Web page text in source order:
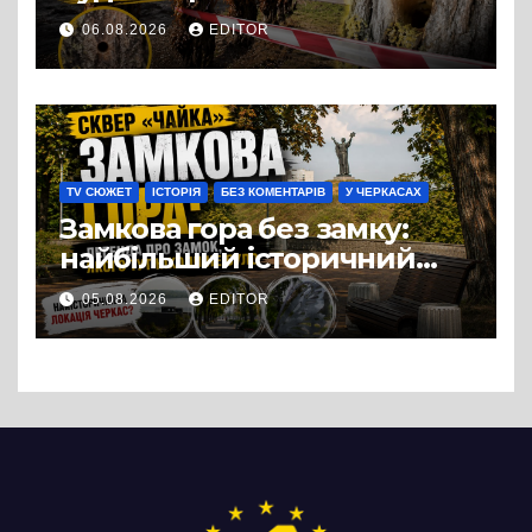
супермаркету VARUS на
проспекті Перемоги всохли
дерева. І це навряд чи
можна назвати
випадковістю
06.08.2026 EDITOR
TV СЮЖЕТ ІСТОРІЯ БЕЗ КОМЕНТАРІВ У ЧЕРКАСАХ
Замкова гора без замку:
найбільший історичний
міф Черкас
05.08.2026 EDITOR